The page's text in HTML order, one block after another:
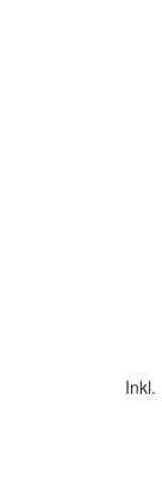
Inkl.